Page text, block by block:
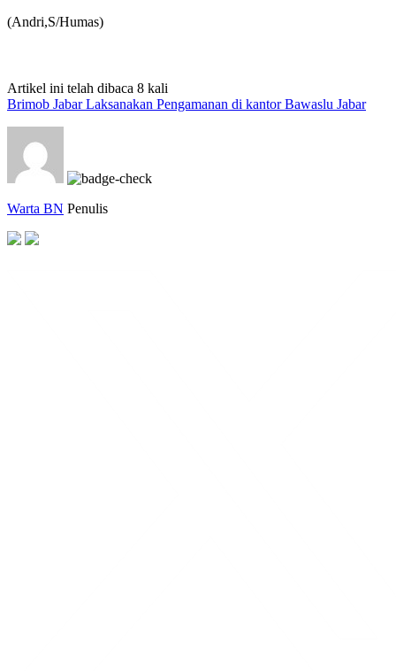
(Andri,S/Humas)
Artikel ini telah dibaca 8 kali
Brimob Jabar Laksanakan Pengamanan di kantor Bawaslu Jabar
Warta BN Penulis